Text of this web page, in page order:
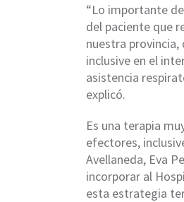
“Lo importante
del paciente que
nuestra
inclusive en el
asistencia
explicó.
Es una terapia
efectores,
Avellaneda, Eva
incorporar al
esta estrategia